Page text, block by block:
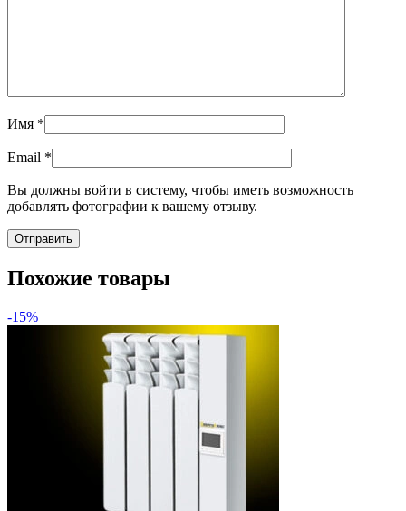
Имя *
Email *
Вы должны войти в систему, чтобы иметь возможность
добавлять фотографии к вашему отзыву.
Похожие товары
-15%